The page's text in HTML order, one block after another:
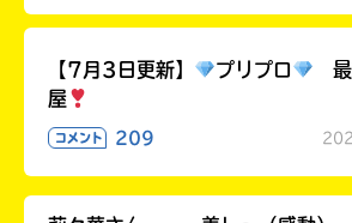
【7月3日更新】 プリプロ
最
屋
コメント 209